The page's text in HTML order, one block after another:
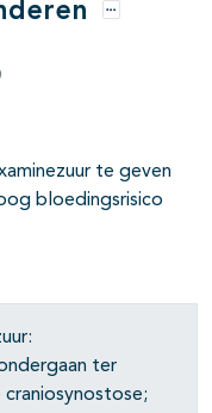
Opties
te geven
bloedingsrisico
ter